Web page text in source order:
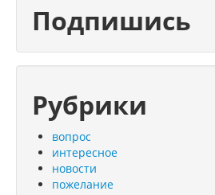
Подпишись
Рубрики
вопрос
интересное
новости
пожелание